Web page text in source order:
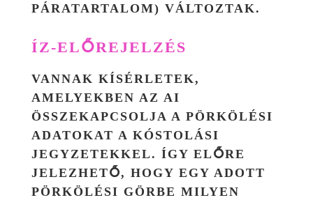
PÁRATARTALOM) VÁLTOZTAK.
ÍZ-ELŐREJELZÉS
VANNAK KÍSÉRLETEK,
AMELYEKBEN AZ AI
ÖSSZEKAPCSOLJA A PÖRKÖLÉSI
ADATOKAT A KÓSTOLÁSI
JEGYZETEKKEL. ÍGY ELŐRE
JELEZHETŐ, HOGY EGY ADOTT
PÖRKÖLÉSI GÖRBE MILYEN